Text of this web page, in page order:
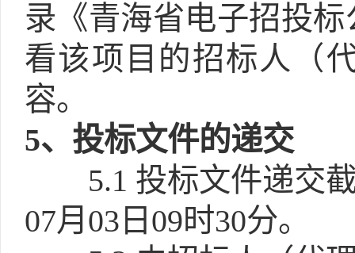
录《青海省电子招投
看该项目的招标人（
容。
5、投标文件的递交
5.1 投标文件递交
07月03日09时30分。